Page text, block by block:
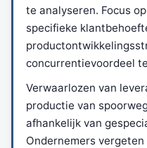
te analyseren. Focus
specifieke
concurrentievoordeel
Verwaarlozen van
productie van
afhankelijk van
Ondernemers